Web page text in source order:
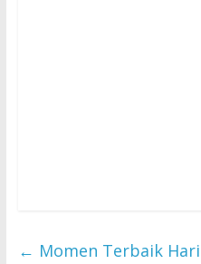
← Momen Terbaik